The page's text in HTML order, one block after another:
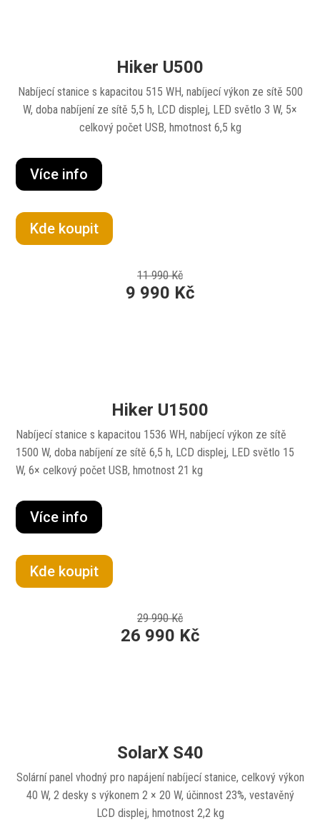
Hiker U500
Nabíjecí stanice s kapacitou 515 WH, nabíjecí výkon ze sítě 500
W, doba nabíjení ze sítě 5,5 h, LCD displej, LED světlo 3 W, 5×
celkový počet USB, hmotnost 6,5 kg
Více info
Kde koupit
11 990 Kč
9 990 Kč
Hiker U1500
Nabíjecí stanice s kapacitou 1536 WH, nabíjecí výkon ze sítě
1500 W, doba nabíjení ze sítě 6,5 h, LCD displej, LED světlo 15
W, 6× celkový počet USB, hmotnost 21 kg
Více info
Kde koupit
29 990 Kč
26 990 Kč
SolarX S40
Solární panel vhodný pro napájení nabíjecí stanice, celkový výkon
40 W, 2 desky s výkonem 2 × 20 W, účinnost 23%, vestavěný
LCD displej, hmotnost 2,2 kg